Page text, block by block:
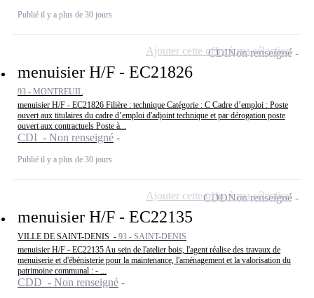
Publié il y a plus de 30 jours
menuisier H/F - EC21826
93 - MONTREUIL
menuisier H/F - EC21826 Filière : technique Catégorie : C Cadre d’emploi : Poste
ouvert aux titulaires du cadre d’emploi d'adjoint technique et par dérogation poste
ouvert aux contractuels Poste à...
CDI - Non renseigné
Publié il y a plus de 30 jours
CDINon renseigné
Ajouter cette offre à ma sélection
menuisier H/F - EC22135
VILLE DE SAINT-DENIS - 93 - SAINT-DENIS
menuisier H/F - EC22135 Au sein de l'atelier bois, l'agent réalise des travaux de
menuiserie et d'ébénisterie pour la maintenance, l'aménagement et la valorisation du
patrimoine communal : - ...
CDD - Non renseigné
CDDNon renseigné
Ajouter cette offre à ma sélection